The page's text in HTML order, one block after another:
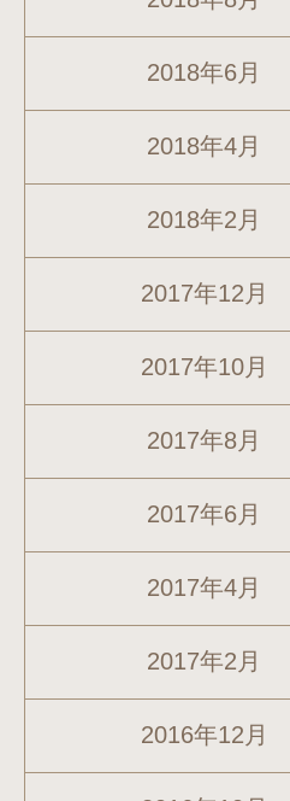
2018年6月
2018年4月
2018年2月
2017年12月
2017年10月
2017年8月
2017年6月
2017年4月
2017年2月
2016年12月